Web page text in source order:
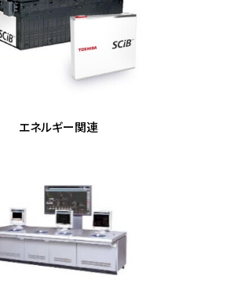
エネルギー関連